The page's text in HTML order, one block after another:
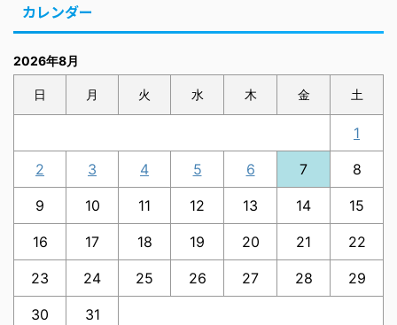
カレンダー
2026年8月
日 月 火 水 木 金 土
1
2 3 4 5 6 7 8
9 10 11 12 13 14 15
16 17 18 19 20 21 22
23 24 25 26 27 28 29
30
31